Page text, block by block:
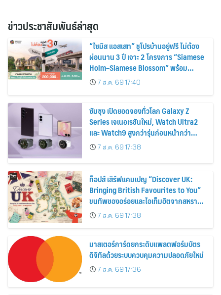
ข่าวประชาสัมพันธ์ล่าสุด
“ไซมิส แอสเสท” ชูโปรบ้านอยู่ฟรี ไม่ต้อง
ผ่อนนาน 3 ปี เจาะ 2 โครงการ “Siamese
Holm–Siamese Blossom” พร้อม
ส่วนลดและสิทธิพิเศษถึง 31 สิงหาคม
2569
7 ส.ค. 69 17:40
ซัมซุง เปิดยอดจองทั่วโลก Galaxy Z
Series เจเนอเรชันใหม่, Watch Ultra2
และ Watch9 สูงกว่ารุ่นก่อนหน้ากว่า
30%7 ส.ค. 69 17:38
ท็อปส์ เสิร์ฟแคมเปญ “Discover UK:
Bringing British Favourites to You”
ขนทัพของอร่อยและไอเท็มฮิตจากสหราช
อาณาจักร ส่งตรงถึงมือตั้งแต่วันนี้ – 18
สิงหาคมนี้
7 ส.ค. 69 17:38
มาสเตอร์การ์ดยกระดับแพลตฟอร์มบัตร
ดิจิทัลด้วยระบบควบคุมความปลอดภัยใหม่
7 ส.ค. 69 17:36